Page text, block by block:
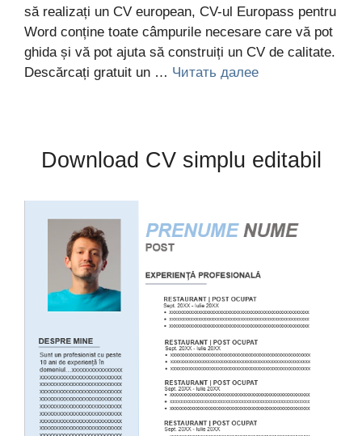
să realizați un CV european, CV-ul Europass pentru
Word conține toate câmpurile necesare care vă pot
ghida și vă pot ajuta să construiți un CV de calitate.
Descărcați gratuit un … Читать далее
Download CV simplu editabil